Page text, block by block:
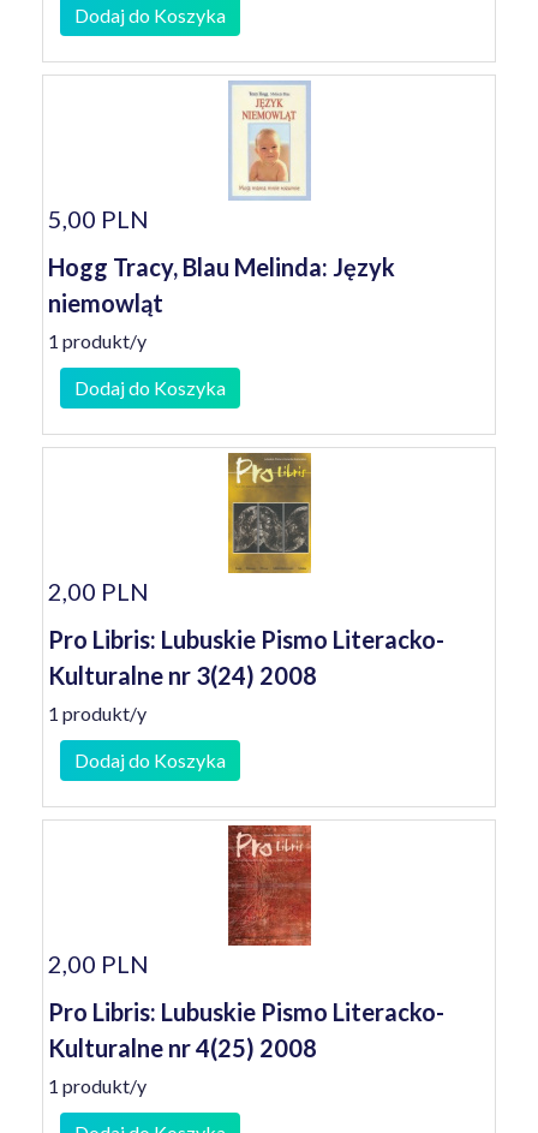
Dodaj do Koszyka
5,00 PLN
Hogg Tracy, Blau Melinda: Język
niemowląt
1 produkt/y
Dodaj do Koszyka
2,00 PLN
Pro Libris: Lubuskie Pismo Literacko-
Kulturalne nr 3(24) 2008
1 produkt/y
Dodaj do Koszyka
2,00 PLN
Pro Libris: Lubuskie Pismo Literacko-
Kulturalne nr 4(25) 2008
1 produkt/y